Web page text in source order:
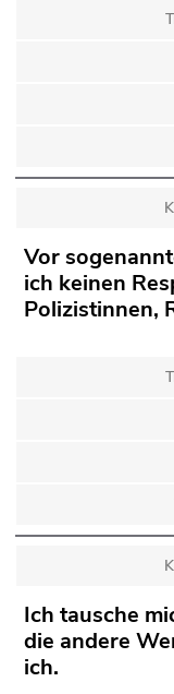
Vor
ich keinen
Polizistinnen,
Ich tausche
die andere
ich.